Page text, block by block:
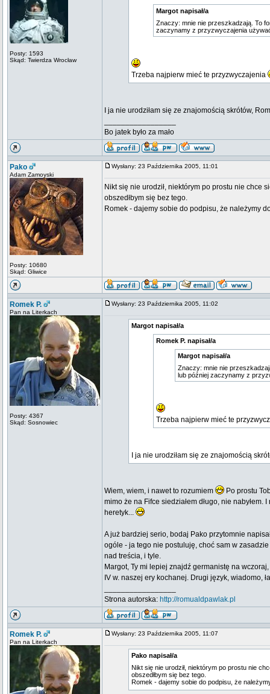
Posty: 1593
Skąd: Twierdza Wrocław
Margot napisał/a
Znaczy: mnie nie przeszkadzają. To
zaczynamy z przyzwyczajenia
Trzeba najpierw mieć te przyzwyczajenia
I ja nie urodziłam się ze znajomością skrótów,
Bo jatek było za mało
Pako
Adam Zamoyski
Posty: 10680
Skąd: Gliwice
Wysłany: 23 Października 2005, 11:01
Nikt się nie urodził, niektórym po prostu nie chce
obszedłbym się bez tego.
Romek - dajemy sobie do podpisu, że należymy
Romek P.
Pan na Literkach
Posty: 4367
Skąd: Sosnowiec
Wysłany: 23 Października 2005, 11:02
Margot napisał/a
Romek P. napisał/a
Margot napisał/a
Znaczy: mnie nie
lub później zaczynamy z
Trzeba najpierw mieć te
I ja nie urodziłam się ze znajomością
Wiem, wiem, i nawet to rozumiem
Po prostu
mimo że na Fifce siedziałem długo, nie
heretyk...
A już bardziej serio, bodaj Pako przytomnie
ogóle - ja tego nie postuluję, choć sam w
nad treścia, i tyle.
Margot, Ty mi lepiej znajdź germanistę na
IV w. naszej ery kochanej. Drugi język, wiadomo,
Strona autorska: http://romualdpawlak.pl
Romek P.
Pan na Literkach
Wysłany: 23 Października 2005, 11:07
Pako napisał/a
Nikt się nie urodził, niektórym po prostu nie
obszedłbym się bez tego.
Romek - dajemy sobie do podpisu, że